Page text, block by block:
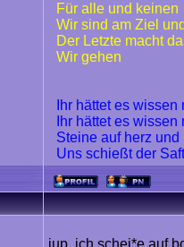
Für alle und keinen
Wir sind am Ziel
Der Letzte macht
Wir gehen
Ihr hättet es wissen
Ihr hättet es wissen
Steine auf herz und
Uns schießt der
jup, ich schei*e auf